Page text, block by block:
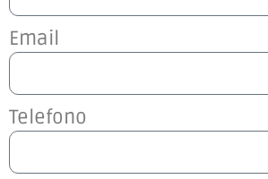
Email
Telefono